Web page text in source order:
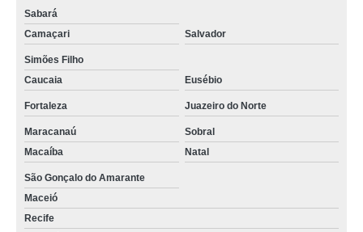
Sabará
Camaçari
Salvador
Simões Filho
Caucaia
Eusébio
Fortaleza Juazeiro do Norte
Maracanaú
Sobral
Macaíba
Natal
São Gonçalo do Amarante
Maceió
Recife